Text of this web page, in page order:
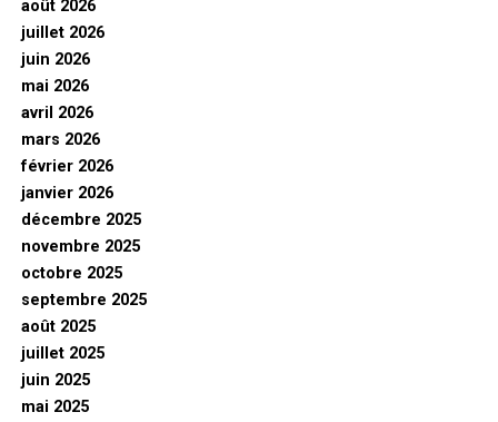
août 2026
juillet 2026
juin 2026
mai 2026
avril 2026
mars 2026
février 2026
janvier 2026
décembre 2025
novembre 2025
octobre 2025
septembre 2025
août 2025
juillet 2025
juin 2025
mai 2025